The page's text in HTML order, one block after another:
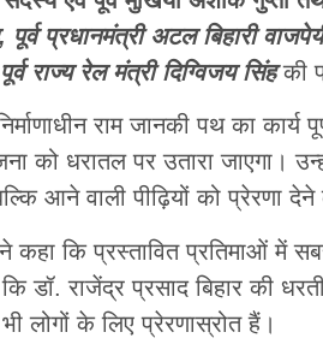
प्रधानमंत्री अटल बिहारी
राज्य रेल मंत्री दिग्विजय सिंहकी
राम जानकी पथ का
को धरातल पर उतारा जाएगा।
आने वाली पीढ़ियों को प्रेरणा देने
कहा कि प्रस्तावित प्रतिमाओं में
डॉ. राजेंद्र प्रसाद बिहार की
लोगों के लिए प्रेरणास्रोत हैं।